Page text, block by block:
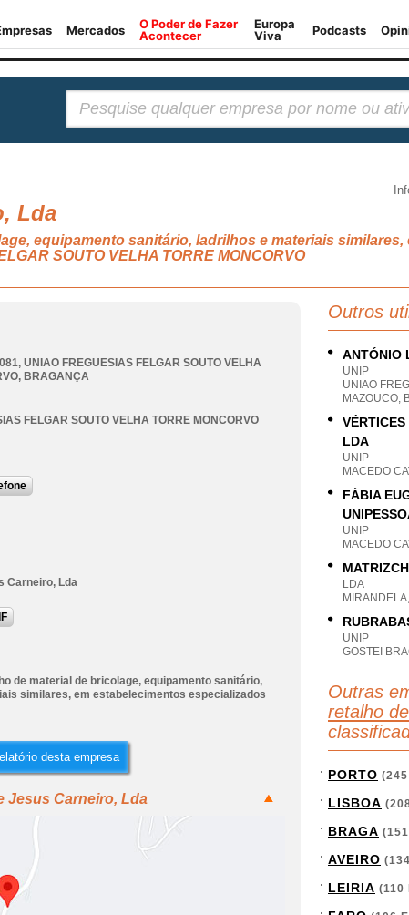
Lda
equipamento sanitário, ladrilhos e materiais similares,
SOUTO VELHA TORRE MONCORVO
, UNIAO FREGUESIAS FELGAR SOUTO VELHA
, BRAGANÇA
FELGAR SOUTO VELHA TORRE MONCORVO
Carneiro, Lda
de material de bricolage, equipamento sanitário,
similares, em estabelecimentos especializados
desta empresa
Jesus Carneiro, Lda
Outros
ANTÓNIO
UNIP
UNIAO
MAZOUCO,
LDA
UNIP
MACEDO
FÁBIA
UNIP
MACEDO
LDA
UNIP
GOSTEI
Outras
retalho
PORTO
LISBOA
BRAGA
AVEIRO
LEIRIA (110